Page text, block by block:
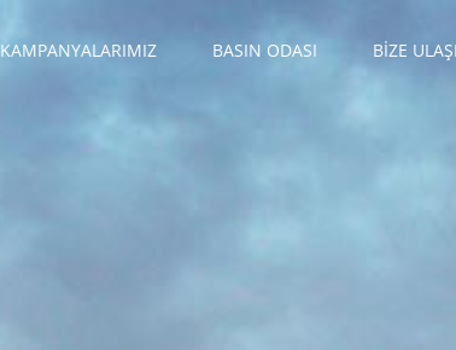
KAMPANYALARIMIZ BASIN ODASI BİZE